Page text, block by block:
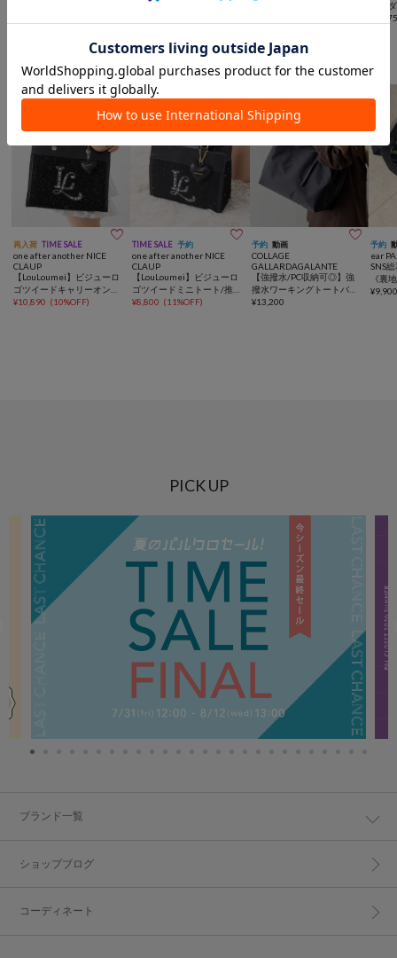
ハーフムーン2WAYBAG
画】
トー
あると助かるトート/ミニトートバッグ
再入荷 TIME SALE 
one after another NICE
CLAUP
【LouLoumei】ビジューロ
ゴツイードキャリーオント
ート/推し活
¥10,890 (10%OFF)
TIME SALE 予約 
one after another NICE
CLAUP
【LouLoumei】ビジューロ
ゴツイードミニトート/推し
活
¥8,800 (11%OFF)
予約 動画 
COLLAGE
GALLARDAGALANTE
【強撥水/PC収納可◎】強
撥水ワーキングトートバッ
グ
¥13,200
予約
ear
SNS
《裏
イズ
¥
PICK UP
ブランド一覧
ショップブログ
コーディネート